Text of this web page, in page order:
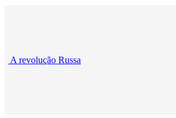
A revolução Russa